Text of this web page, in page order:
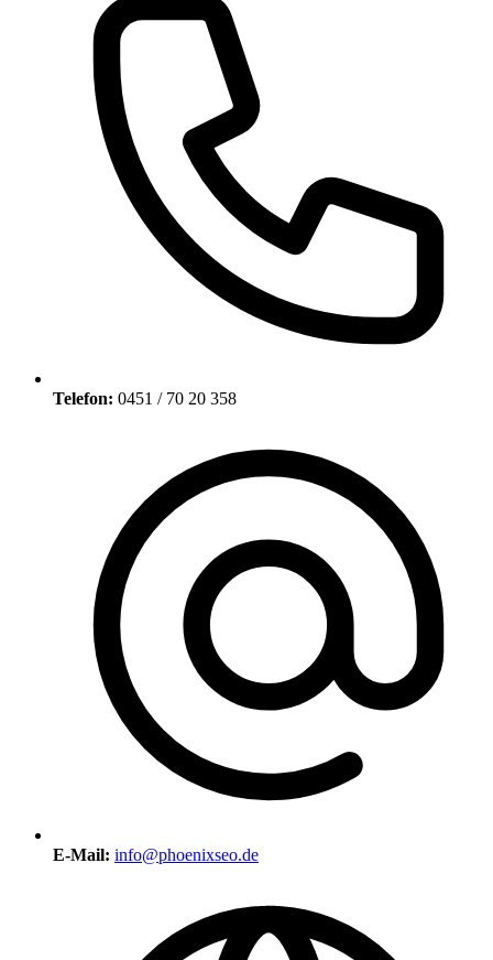
Telefon: 0451 / 70 20 358
E-Mail: info@phoenixseo.de